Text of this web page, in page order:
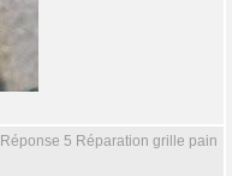
Réponse 5 Réparation grille pain